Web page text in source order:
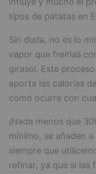
tipos de patatas en
Sin duda, no es lo
vapor que freírlas
girasol. Este
aporta las calorías
como ocurre con
¡Nada menos que
mínimo, se añaden
siempre que
refinar, ya que si las